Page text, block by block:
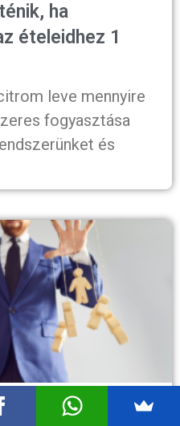
ha
ételeidhez 1
leve mennyire
fogyasztása
és
titokban